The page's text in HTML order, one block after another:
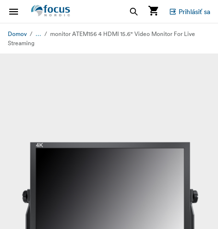
Prihlásiť sa
Domov ...
monitor ATEM156 4 HDMI 15.6" Video Monitor For Live
Streaming